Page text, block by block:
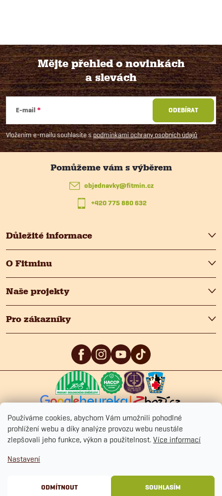
Používáme cookies, abychom Vám umožnili pohodlné
prohlížení webu a díky analýze provozu webu neustále
zlepšovali jeho funkce, výkon a použitelnost. Více informací
Nastavení
ODMÍTNOUT SOUHLASÍM
Z
á
p
Mějte přehled o novinkách
a slevách
E-mail
Vložením e-mailu souhlasíte spodmínkami ochrany osobních údajů
ODEBÍRAT
Důležité informace
O Fitminu
Naše projekty
Pro zákazníky
objednavky@fitmin.cz
+420 775 880 632
5 4.9 /5 4.9
Obchodní podmínkyCookies